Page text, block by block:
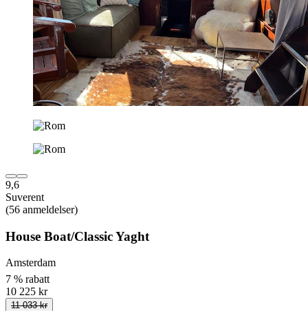
9,6
Suverent
(56 anmeldelser)
House Boat/Classic Yaght
Amsterdam
7 % rabatt
10 225 kr
11 033 kr